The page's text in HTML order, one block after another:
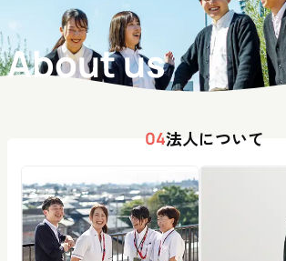
About us
04法人について